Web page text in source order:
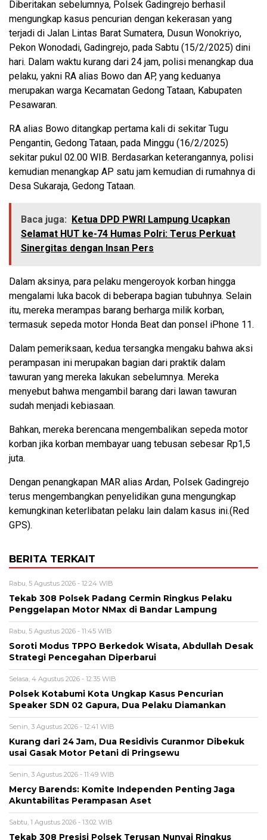
Diberitakan sebelumnya, Polsek Gadingrejo berhasil
mengungkap kasus pencurian dengan kekerasan yang
terjadi di Jalan Lintas Barat Sumatera, Dusun Wonokriyo,
Pekon Wonodadi, Gadingrejo, pada Sabtu (15/2/2025) dini
hari. Dalam waktu kurang dari 24 jam, polisi menangkap dua
pelaku, yakni RA alias Bowo dan AP, yang keduanya
merupakan warga Kecamatan Gedong Tataan, Kabupaten
Pesawaran.
RA alias Bowo ditangkap pertama kali di sekitar Tugu
Pengantin, Gedong Tataan, pada Minggu (16/2/2025)
sekitar pukul 02.00 WIB. Berdasarkan keterangannya, polisi
kemudian menangkap AP satu jam kemudian di rumahnya di
Desa Sukaraja, Gedong Tataan.
Baca juga:
Ketua DPD PWRI Lampung Ucapkan
Selamat HUT ke-74 Humas Polri: Terus Perkuat
Sinergitas dengan Insan Pers
Dalam aksinya, para pelaku mengeroyok korban hingga
mengalami luka bacok di beberapa bagian tubuhnya. Selain
itu, mereka merampas barang berharga milik korban,
termasuk sepeda motor Honda Beat dan ponsel iPhone 11.
Dalam pemeriksaan, kedua tersangka mengaku bahwa aksi
perampasan ini merupakan bagian dari praktik dalam
tawuran yang mereka lakukan sebelumnya. Mereka
menyebut bahwa mengambil barang dari lawan tawuran
sudah menjadi kebiasaan.
Bahkan, mereka berencana mengembalikan sepeda motor
korban jika korban membayar uang tebusan sebesar Rp1,5
juta.
Dengan penangkapan MAR alias Ardan, Polsek Gadingrejo
terus mengembangkan penyelidikan guna mengungkap
kemungkinan keterlibatan pelaku lain dalam kasus ini.(Red
GPS).
BERITA TERKAIT
Rabu, 5 Agustus 2026 - 12:24 WIB
Tekab 308 Polsek Padang Cermin Ringkus Pelaku
Penggelapan Motor NMax di Bandar Lampung
Rabu, 5 Agustus 2026 - 11:45 WIB
Soroti Modus TPPO Berkedok Wisata, Abdullah Desak
Strategi Pencegahan Diperbarui
Selasa, 4 Agustus 2026 - 12:35 WIB
Polsek Kotabumi Kota Ungkap Kasus Pencurian
Speaker SDN 02 Gapura, Dua Pelaku Diamankan
Senin, 3 Agustus 2026 - 12:41 WIB
Kurang dari 24 Jam, Dua Residivis Curanmor Dibekuk
usai Gasak Motor Petani di Pringsewu
Senin, 3 Agustus 2026 - 11:49 WIB
Mercy Barends: Komite Independen Penting Jaga
Akuntabilitas Perampasan Aset
Sabtu, 1 Agustus 2026 - 13:02 WIB
Tekab 308 Presisi Polsek Terusan Nunyai Ringkus